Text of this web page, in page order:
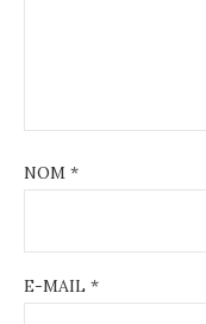
NOM *
E-MAIL *